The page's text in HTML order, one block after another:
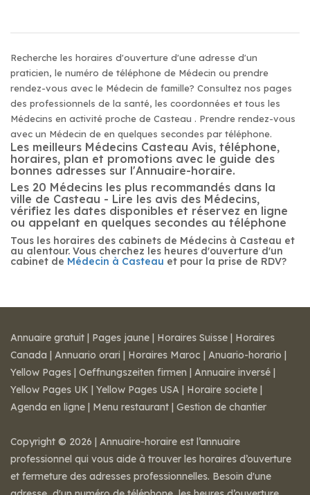
Recherche les horaires d'ouverture d'une adresse d'un
praticien, le numéro de téléphone de Médecin ou prendre
rendez-vous avec le Médecin de famille? Consultez nos pages
des professionnels de la santé, les coordonnées et tous les
Médecins en activité proche de Casteau . Prendre rendez-vous
avec un Médecin de en quelques secondes par téléphone.
Les meilleurs Médecins Casteau Avis, téléphone,
horaires, plan et promotions avec le guide des
bonnes adresses sur l'Annuaire-horaire.
Les 20 Médecins les plus recommandés dans la
ville de Casteau - Lire les avis des Médecins,
vérifiez les dates disponibles et réservez en ligne
ou appelant en quelques secondes au téléphone
Tous les horaires des cabinets de Médecins à Casteau et
au alentour. Vous cherchez les heures d'ouverture d'un
cabinet de Médecin à Casteau et pour la prise de RDV?
Annuaire gratuit | Pages jaune | Horaires Suisse | Horaires
Canada | Annuario orari | Horaires Maroc | Anuario-horario |
Yellow Pages | Oeffnungszeiten firmen | Annuaire inversé |
Yellow Pages UK | Yellow Pages USA | Horaire societe |
Agenda en ligne | Menu restaurant | Gestion de chantier
Copyright © 2026 | Annuaire-horaire est l’annuaire
professionnel qui vous aide à trouver les horaires d’ouverture
et fermeture des adresses professionnelles. Besoin d'une